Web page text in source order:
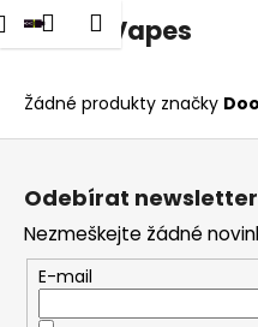
Přejít
na
Přihlášení
Nákupní
Menu
Doozy Vapes
Žádné produkty značky
K
o
k C
p
o
t
Odebírat newsletter
Nezmeškejte žádné
E-mail